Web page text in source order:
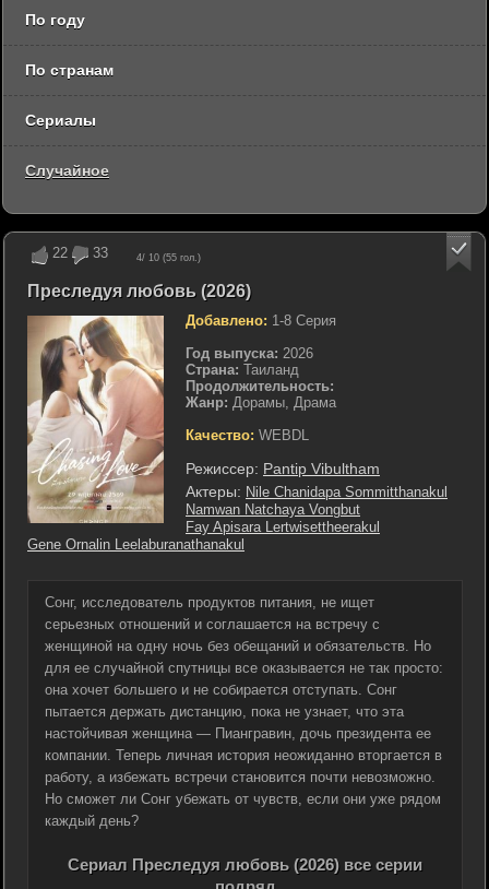
22 33 4/ 10 (55 гол.)
Преследуя любовь (2026)
Добавлено: 1-8 Серия
Год выпуска: 2026
Страна: Таиланд
Продолжительность:
Жанр: Дорамы, Драма
Качество: WEBDL
Режиссер: Pantip Vibultham
Актеры: Nile Chanidapa Sommitthanakul
Namwan Natchaya Vongbut
Fay Apisara Lertwisettheerakul
Gene Ornalin Leelaburanathanakul
Сонг, исследователь продуктов питания, не ищет
серьезных отношений и соглашается на встречу с
женщиной на одну ночь без обещаний и обязательств. Но
для ее случайной спутницы все оказывается не так просто:
она хочет большего и не собирается отступать. Сонг
пытается держать дистанцию, пока не узнает, что эта
настойчивая женщина — Пиангравин, дочь президента ее
компании. Теперь личная история неожиданно вторгается в
работу, а избежать встречи становится почти невозможно.
Но сможет ли Сонг убежать от чувств, если они уже рядом
каждый день?
Сериал Преследуя любовь (2026) все серии
По году
По странам
Сериалы
Случайное